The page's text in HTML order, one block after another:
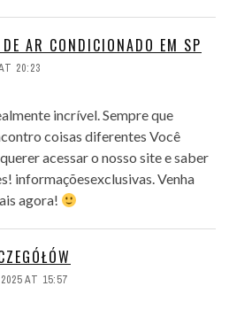
DE AR CONDICIONADO EM SP
20:23
incrível. Sempre que
coisas diferentes Você
acessar o nosso site e saber
informaçõesexclusivas. Venha
agora!
AT 15:57